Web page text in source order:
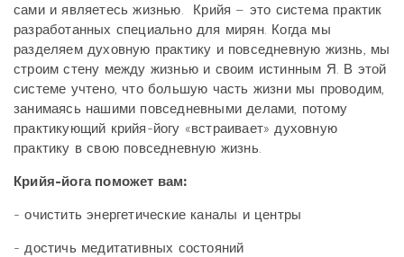
сами и являетесь жизнью. Крийя – это система практик
разработанных специально для мирян. Когда мы
разделяем духовную практику и повседневную жизнь, мы
строим стену между жизнью и своим истинным Я. В этой
системе учтено, что большую часть жизни мы проводим,
занимаясь нашими повседневными делами, потому
практикующий крийя-йогу «встраивает» духовную
практику в свою повседневную жизнь.
Крийя-йога поможет вам:
- очистить энергетические каналы и центры
- достичь медитативных состояний